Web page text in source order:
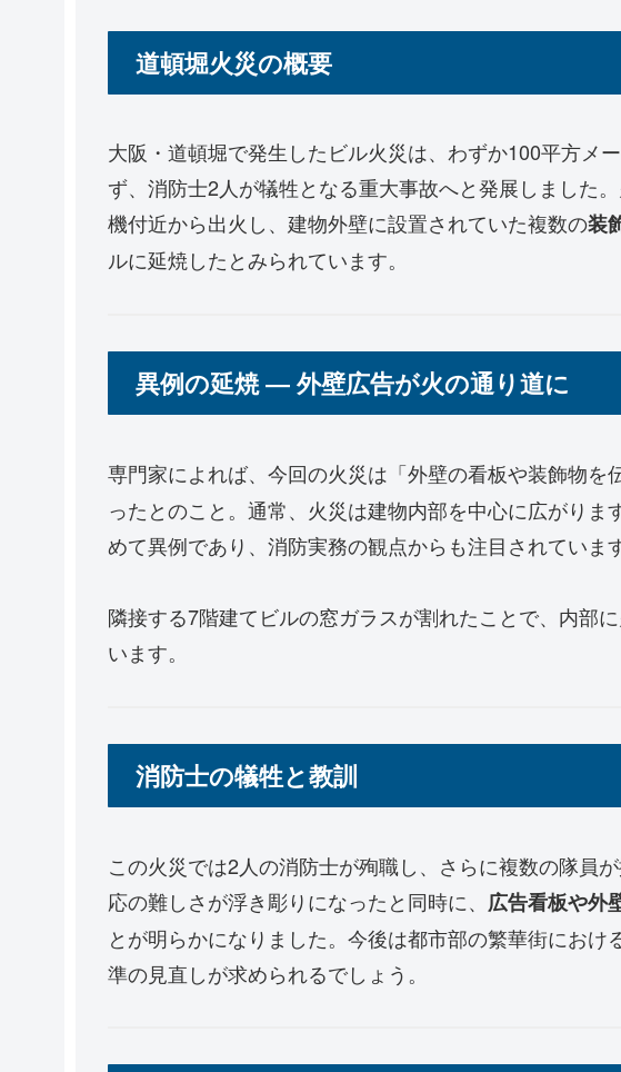
道頓堀火災の概要
大阪・道頓堀で発生したビル火災は、わずか100平方メ
ず、消防士2人が犠牲となる重大事故へと発展しました
機付近から出火し、建物外壁に設置されていた複数の装
ルに延焼したとみられています。
異例の延焼 ― 外壁広告が火の通り道に
専門家によれば、今回の火災は「外壁の看板や装飾物を
ったとのこと。通常、火災は建物内部を中心に広がり
めて異例であり、消防実務の観点からも注目されています
隣接する7階建てビルの窓ガラスが割れたことで、内部
います。
消防士の犠牲と教訓
この火災では2人の消防士が殉職し、さらに複数の隊員
応の難しさが浮き彫りになったと同時に、 広告看板や外
とが明らかになりました。今後は都市部の繁華街にお
準の見直しが求められるでしょう。